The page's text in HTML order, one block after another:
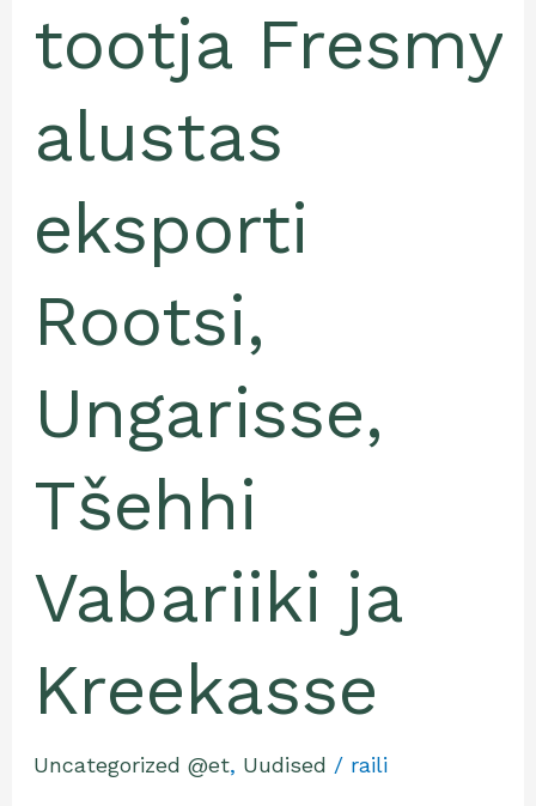
tootja Fresmy
alustas
eksporti
Rootsi,
Ungarisse,
Tšehhi
Vabariiki ja
Kreekasse
Uncategorized @et, Uudised / raili